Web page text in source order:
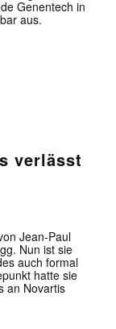
Genentech in
aus.
verlässt
Jean-Paul
Nun ist sie
auch formal
hatte sie
an Novartis